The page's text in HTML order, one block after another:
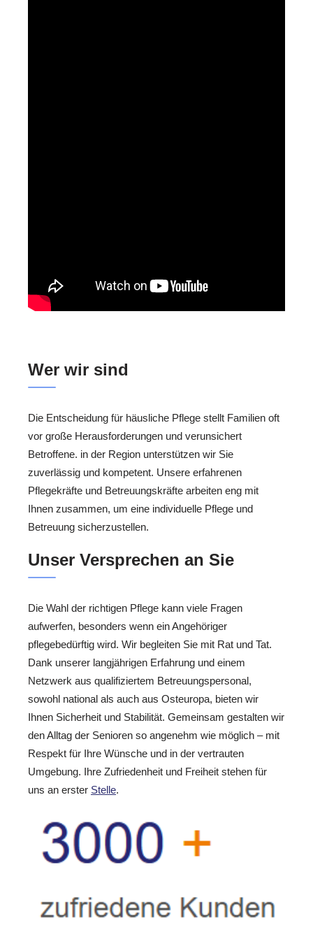
Wer wir sind
Die Entscheidung für häusliche Pflege stellt Familien oft
vor große Herausforderungen und verunsichert
Betroffene. in der Region unterstützen wir Sie
zuverlässig und kompetent. Unsere erfahrenen
Pflegekräfte und Betreuungskräfte arbeiten eng mit
Ihnen zusammen, um eine individuelle Pflege und
Betreuung sicherzustellen.
Unser Versprechen an Sie
Die Wahl der richtigen Pflege kann viele Fragen
aufwerfen, besonders wenn ein Angehöriger
pflegebedürftig wird. Wir begleiten Sie mit Rat und Tat.
Dank unserer langjährigen Erfahrung und einem
Netzwerk aus qualifiziertem Betreuungspersonal,
sowohl national als auch aus Osteuropa, bieten wir
Ihnen Sicherheit und Stabilität. Gemeinsam gestalten wir
den Alltag der Senioren so angenehm wie möglich – mit
Respekt für Ihre Wünsche und in der vertrauten
Umgebung. Ihre Zufriedenheit und Freiheit stehen für
uns an erster Stelle.